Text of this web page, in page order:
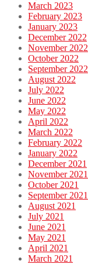
March 2023
February 2023
January 2023
December 2022
November 2022
October 2022
September 2022
August 2022
July 2022
June 2022
May 2022
April 2022
March 2022
February 2022
January 2022
December 2021
November 2021
October 2021
September 2021
August 2021
July 2021
June 2021
May 2021
April 2021
March 2021